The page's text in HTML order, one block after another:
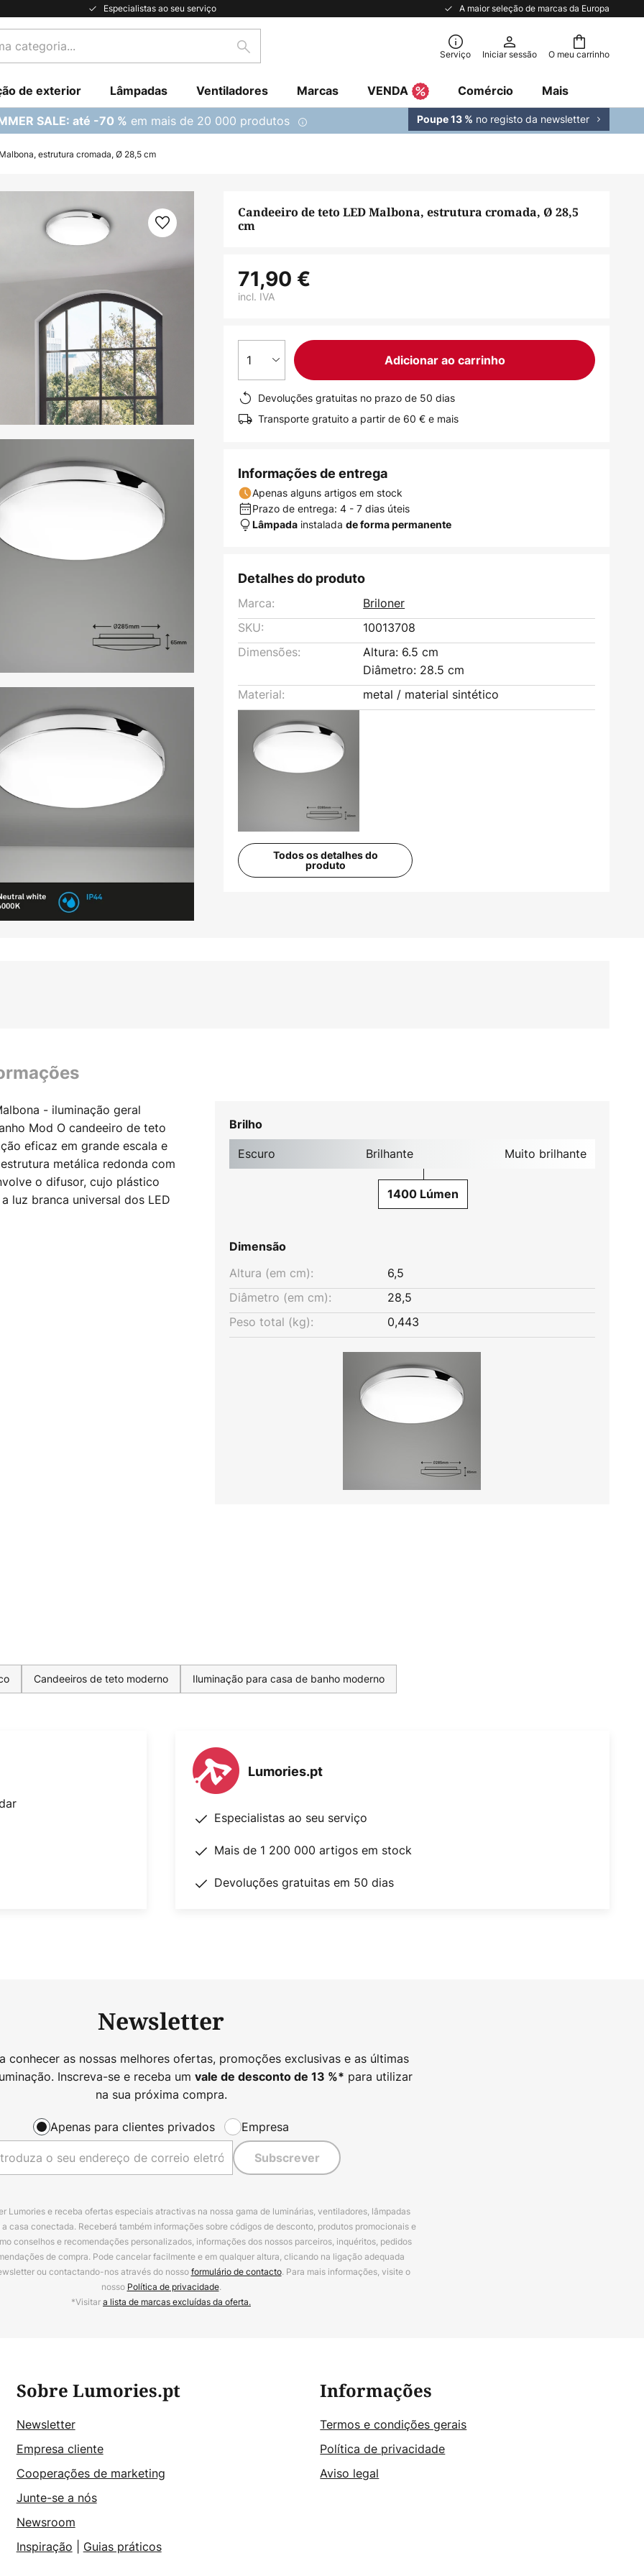
Especialistas ao seu serviço A maior seleção de marcas da Europa
O meu carrinho
Pesquisar Serviço Iniciar sessão
de exterior Lâmpadas Ventiladores Marcas VENDA Comércio Mais
SALE: até -70 % em mais de 20 000 produtos Poupe 13 % no registo da newsletter
estrutura cromada, Ø 28,5 cm
Candeeiro de teto LED Malbona, estrutura cromada, Ø 28,5
cm
71,90 €
incl. IVA
1 Adicionar ao carrinho
Devoluções gratuitas no prazo de 50 dias
Transporte gratuito a partir de 60 € e mais
Informações de entrega
Apenas alguns artigos em stock
Prazo de entrega: 4 - 7 dias úteis
Lâmpada instaladade forma permanente
Detalhes do produto
Marca:
Briloner
SKU:
10013708
Dimensões:
Altura: 6.5 cm
Diâmetro: 28.5 cm
Material:
metal / material sintético
Todos os detalhes do
produto
- iluminação geral
Mod O candeeiro de teto
eficaz em grande escala e
metálica redonda com
o difusor, cujo plástico
luz branca universal dos LED
Brilho
Escuro Brilhante Muito brilhante
1400 Lúmen
Dimensão
Altura (em cm):
6,5
Diâmetro (em cm):
28,5
Peso total (kg):
0,443
Candeeiros de teto moderno Iluminação para casa de banho moderno
Lumories.pt
Especialistas ao seu serviço
Mais de 1 200 000 artigos em stock
Devoluções gratuitas em 50 dias
Newsletter
conhecer as nossas melhores ofertas, promoções exclusivas e as últimas
Inscreva-se e receba um vale de desconto de 13 %* para utilizar
na sua próxima compra.
Apenas para clientes privados Empresa
Subscrever
Lumories e receba ofertas especiais atractivas na nossa gama de luminárias, ventiladores, lâmpadas
casa conectada. Receberá também informações sobre códigos de desconto, produtos promocionais e
conselhos e recomendações personalizados, informações dos nossos parceiros, inquéritos, pedidos
de compra. Pode cancelar facilmente e em qualquer altura, clicando na ligação adequada
ou contactando-nos através do nossoformulário de contacto. Para mais informações, visite o
nosso Política de privacidade.
*Visitara lista de marcas excluídas da oferta.
Sobre Lumories.pt
Newsletter
Empresa cliente
Cooperações de marketing
Junte-se a nós
Newsroom
Inspiração
Guias práticos
Informações
Termos e condições gerais
Política de privacidade
Aviso legal